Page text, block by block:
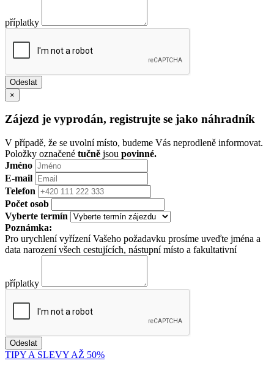
příplatky
×
Zájezd je vyprodán, registrujte se jako náhradník
V případě, že se uvolní místo, budeme Vás neprodleně informovat.
Položky označené tučně jsou povinné.
Jméno
E-mail
Telefon
Počet osob
Vyberte termín
Poznámka:
Pro urychlení vyřízení Vašeho požadavku prosíme uveďte jména a
data narození všech cestujících, nástupní místo a fakultativní
příplatky
TIPY A SLEVY AŽ 50%